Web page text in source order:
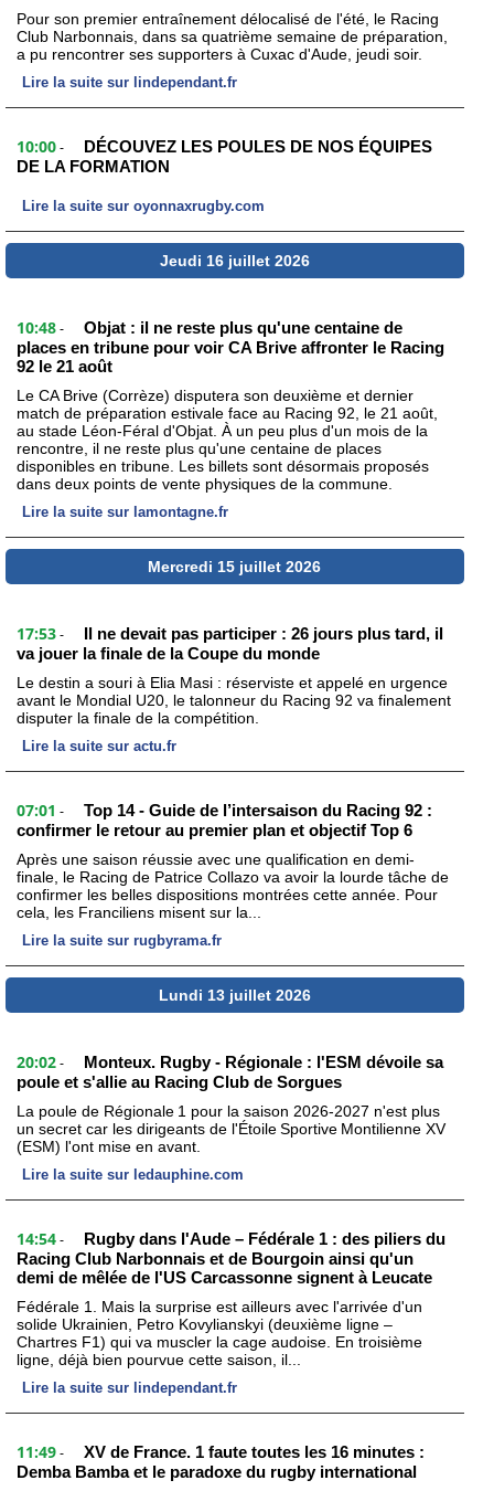
Pour son premier entraînement délocalisé de l'été, le Racing
Club Narbonnais, dans sa quatrième semaine de préparation,
a pu rencontrer ses supporters à Cuxac d'Aude, jeudi soir.
Lire la suite sur lindependant.fr
10:00 -
DÉCOUVEZ LES POULES DE NOS ÉQUIPES
DE LA FORMATION
Lire la suite sur oyonnaxrugby.com
Jeudi 16 juillet 2026
10:48 -
Objat : il ne reste plus qu'une centaine de
places en tribune pour voir CA Brive affronter le Racing
92 le 21 août
Le CA Brive (Corrèze) disputera son deuxième et dernier
match de préparation estivale face au Racing 92, le 21 août,
au stade Léon-Féral d'Objat. À un peu plus d'un mois de la
rencontre, il ne reste plus qu'une centaine de places
disponibles en tribune. Les billets sont désormais proposés
dans deux points de vente physiques de la commune.
Lire la suite sur lamontagne.fr
Mercredi 15 juillet 2026
17:53 -
Il ne devait pas participer : 26 jours plus tard, il
va jouer la finale de la Coupe du monde
Le destin a souri à Elia Masi : réserviste et appelé en urgence
avant le Mondial U20, le talonneur du Racing 92 va finalement
disputer la finale de la compétition.
Lire la suite sur actu.fr
07:01 -
Top 14 - Guide de l’intersaison du Racing 92 :
confirmer le retour au premier plan et objectif Top 6
Après une saison réussie avec une qualification en demi-
finale, le Racing de Patrice Collazo va avoir la lourde tâche de
confirmer les belles dispositions montrées cette année. Pour
cela, les Franciliens misent sur la...
Lire la suite sur rugbyrama.fr
Lundi 13 juillet 2026
20:02 -
Monteux. Rugby - Régionale : l'ESM dévoile sa
poule et s'allie au Racing Club de Sorgues
La poule de Régionale 1 pour la saison 2026-2027 n'est plus
un secret car les dirigeants de l'Étoile Sportive Montilienne XV
(ESM) l'ont mise en avant.
Lire la suite sur ledauphine.com
14:54 -
Rugby dans l'Aude – Fédérale 1 : des piliers du
Racing Club Narbonnais et de Bourgoin ainsi qu'un
demi de mêlée de l'US Carcassonne signent à Leucate
Fédérale 1. Mais la surprise est ailleurs avec l'arrivée d'un
solide Ukrainien, Petro Kovylianskyi (deuxième ligne –
Chartres F1) qui va muscler la cage audoise. En troisième
ligne, déjà bien pourvue cette saison, il...
Lire la suite sur lindependant.fr
11:49 -
XV de France. 1 faute toutes les 16 minutes :
Demba Bamba et le paradoxe du rugby international